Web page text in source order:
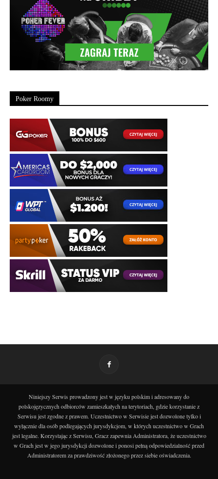
Poker Roomy
Niniejszy Serwis prowadzony jest w języku polskim i adresowany do
polskojęzycznych odbiorców zamieszkałych na terytoriach, gdzie korzystanie z
Serwisu jest zgodne z prawem. Uczestnictwo w Serwisie jest dozwolone tylko i
wyłącznie dla osób podlegających jurysdykcjom, w których uczestnictwo w Grach
jest legalne. Korzystając z Serwisu, Gracz zapewnia Administratora, że uczestnictwo
w Grach jest w jego jurysdykcji dozwolone i ponosi pełną odpowiedzialność przed
Administratorem za prawdziwość złożonego przez siebie oświadczenia.